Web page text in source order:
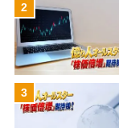
2
3